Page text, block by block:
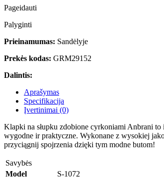
Pageidauti
Palyginti
Prieinamumas: Sandėlyje
Prekės kodas: GRM29152
Dalintis:
Aprašymas
Specifikacija
Įvertinimai (0)
Klapki na słupku zdobione cyrkoniami Anbrani to
wygodne ir praktyczne. Wykonane z wysokiej
przyciągnij spojrzenia dzięki tym modne butom!
Savybės
Model
S-1072